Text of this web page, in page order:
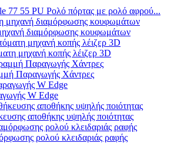
77 55 PU Ρολό πόρτας με ρολό αφρού...
διαμόρφωσης κουφωμάτων
μηχανή κοπής λέιζερ 3D
Παραγωγής Χάντρες
W Edge
αποθήκης υψηλής ποιότητας
ρολού κλειδαριάς ραφής